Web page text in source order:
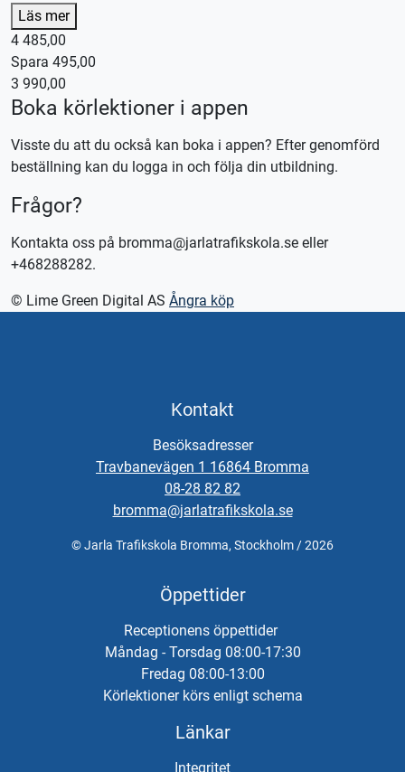
på provliknande situationer i det område där du bokat ditt
körprov. Vid behov kan kompletterande körlektioner köpas
separat mellan utvärdering och uppkörningsrunda.
Perfekt för dig som vill finslipa körningen, få tydlig feedback
och känna dig redo inför uppkörningen.
Boka idag och ta steget närmare ditt körkort!
alternativt tctabs.se.
trafikskolan så hjälper vi er.
Läs mer
4 485,00
Spara 495,00
3 990,00
Boka körlektioner i appen
Visste du att du också kan boka i appen? Efter genomförd
beställning kan du logga in och följa din utbildning.
Frågor?
Kontakta oss på bromma@jarlatrafikskola.se eller
+468288282.
© Lime Green Digital AS Ångra köp
Kontakt
Besöksadresser
Travbanevägen 1 16864 Bromma
08-28 82 82
bromma@jarlatrafikskola.se
© Jarla Trafikskola Bromma, Stockholm / 2026
Öppettider
Receptionens öppettider
Måndag - Torsdag 08:00-17:30
Fredag 08:00-13:00
Körlektioner körs enligt schema
Länkar
Integritet